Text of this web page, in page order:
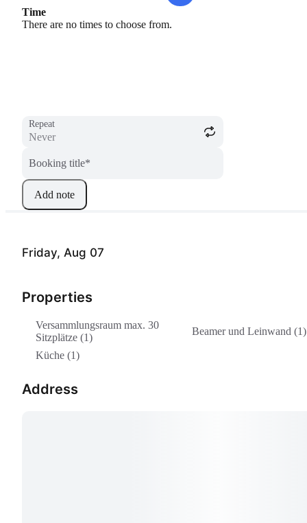
Friday, Aug 07
Properties
Versammlungsraum max. 30
Sitzplätze (1)
Beamer und Leinwand (1)
Küche (1)
Address
Time
There are no times to choose from.
Repeat
Booking title*
Add note